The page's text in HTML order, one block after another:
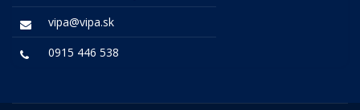
vipa@vipa.sk
0915 446 538